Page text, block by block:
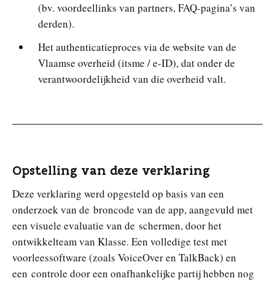
(bv. voordeellinks van partners, FAQ-pagina’s van
derden).
Het authenticatieproces via de website van de
Vlaamse overheid (itsme / e-ID), dat onder de
verantwoordelijkheid van die overheid valt.
Opstelling van deze verklaring
Deze verklaring werd opgesteld op basis van een
onderzoek van de broncode van de app, aangevuld met
een visuele evaluatie van de schermen, door het
ontwikkelteam van Klasse. Een volledige test met
voorleessoftware (zoals VoiceOver en TalkBack) en
een controle door een onafhankelijke partij hebben nog